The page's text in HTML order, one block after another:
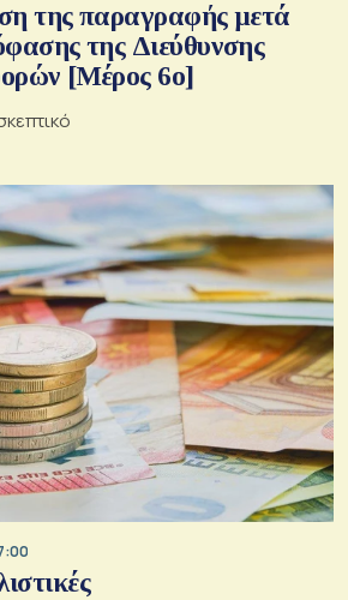
της παραγραφής μετά
της Διεύθυνσης
[Μέρος 6ο]